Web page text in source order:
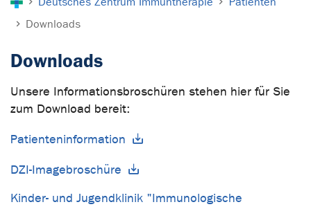
Downloads
Downloads
Unsere Informationsbroschüren stehen hier für Sie
zum Download bereit:
Patienteninformation
DZI-Imagebroschüre
Kinder- und Jugendklinik "Immunologische